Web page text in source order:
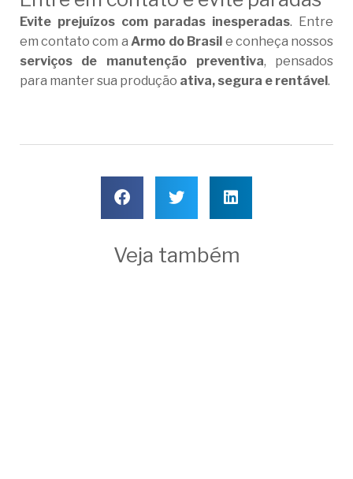
Evite prejuízos com paradas inesperadas. Entre
em contato com aArmo do Brasil e conheça nossos
serviços de manutenção preventiva, pensados
para manter sua produção ativa, segura e rentável.
Veja também